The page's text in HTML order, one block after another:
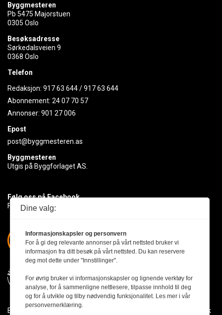
Byggmesteren
Pb 5475 Majorstuen
0305 Oslo
Besøksadresse
Sørkedalsveien 9
0368 Oslo
Telefon
Redaksjon: 917 63 644/917 63 644
Abonnement: 24 07 70 57
Annonser: 901 27 006
Epost
post@byggmesteren.as
Byggmesteren
Utgis på Byggforlaget AS.
Følg oss på Facebook
Få med deg det siste innen byggebransjen
Byggmesteren følger Vær Varsom-plakaten og presseetikken slik
Dine valg:
Informasjonskapsler og personvern
For å gi deg relevante annonser på vårt nettsted bruker vi
informasjon fra ditt besøk på vårt nettsted. Du kan reservere
deg mot dette under "Innstillinger".
For øvrig bruker vi informasjonskapsler og lignende verktøy for
analyse, for å sammenligne nettlesere, tilpasse innhold til deg
og for å utvikle og tilby nødvendig funksjonalitet. Les mer i vår
personvernerklæring.